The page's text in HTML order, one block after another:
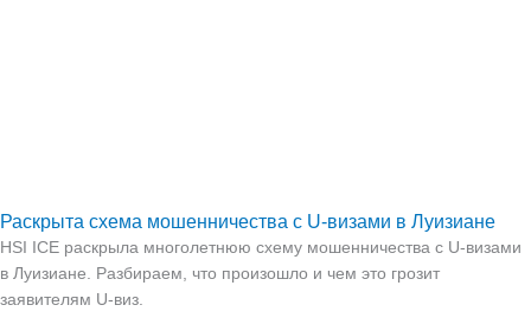
Раскрыта схема мошенничества с U-визами в Луизиане
HSI ICE раскрыла многолетнюю схему мошенничества с U-визами
в Луизиане. Разбираем, что произошло и чем это грозит
заявителям U-виз.